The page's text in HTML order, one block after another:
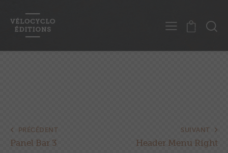
0
Navigation
de
PRÉCÉDENT
Panel Bar 3
SUIVANT
Header Menu Right